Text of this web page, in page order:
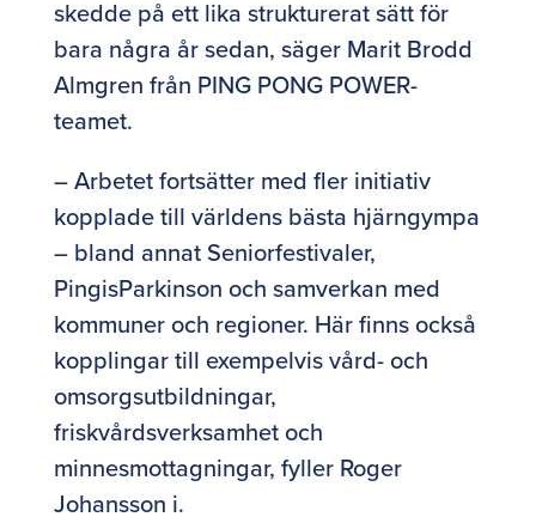
skedde på ett lika strukturerat sätt för
bara några år sedan, säger Marit Brodd
Almgren från PING PONG POWER-
teamet.
– Arbetet fortsätter med fler initiativ
kopplade till världens bästa hjärngympa
– bland annat Seniorfestivaler,
PingisParkinson och samverkan med
kommuner och regioner. Här finns också
kopplingar till exempelvis vård- och
omsorgsutbildningar,
friskvårdsverksamhet och
minnesmottagningar, fyller Roger
Johansson i.